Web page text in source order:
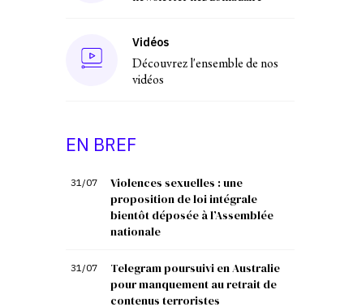
Vidéos
Découvrez l'ensemble de nos
vidéos
EN BREF
31/07
Violences sexuelles : une
proposition de loi intégrale
bientôt déposée à l’Assemblée
nationale
31/07
Telegram poursuivi en Australie
pour manquement au retrait de
contenus terroristes